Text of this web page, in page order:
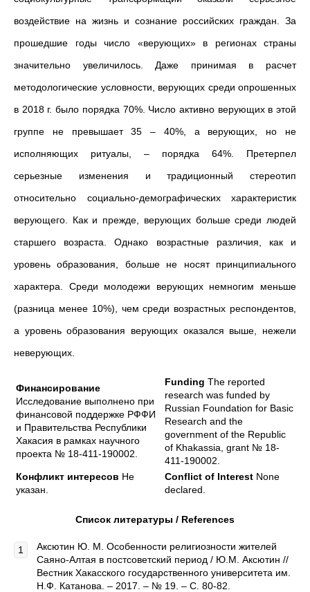
воздействие на жизнь и сознание российских граждан. За
прошедшие годы число «верующих» в регионах страны
значительно увеличилось. Даже принимая в расчет
методологические условности, верующих среди опрошенных
в 2018 г. было порядка 70%. Число активно верующих в этой
группе не превышает 35 – 40%, а верующих, но не
исполняющих ритуалы, – порядка 64%. Претерпел
серьезные изменения и традиционный стереотип
относительно социально-демографических характеристик
верующего. Как и прежде, верующих больше среди людей
старшего возраста. Однако возрастные различия, как и
уровень образования, больше не носят принципиального
характера. Среди молодежи верующих немногим меньше
(разница менее 10%), чем среди возрастных респондентов,
а уровень образования верующих оказался выше, нежели
неверующих.
Финансирование
Исследование выполнено при
финансовой поддержке РФФИ
и Правительства Республики
Хакасия в рамках научного
проекта № 18-411-190002.
Funding The reported
research was funded by
Russian Foundation for Basic
Research and the
government of the Republic
of Khakassia, grant № 18-
411-190002.
Конфликт интересов Не
указан.
Conflict of Interest None
declared.
Список литературы / References
Аксютин Ю. М. Особенности религиозности жителей
Саяно-Алтая в постсоветский период / Ю.М. Аксютин //
Вестник Хакасского государственного университета им.
Н.Ф. Катанова. – 2017. – № 19. – С. 80-82.